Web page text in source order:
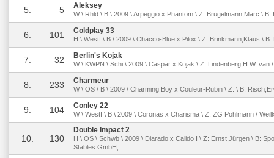
5. 5 Aleksey
W \ Rhld \ B \ 2009 \ Arpeggio x Phantom \ Z: Brügelmann,Marc \ B:
6. 101 Coldplay 33
H \ Westf \ B \ 2009 \ Chacco-Blue x Pilox \ Z: Brinkmann,Klaus \ B:
7. 32 Berlin's Kojak
W \ KWPN \ Schi \ 2009 \ Caspar x Kojak \ Z: Lindenberg,H.W. van
8. 233 Charmeur
W \ OS \ B \ 2009 \ Charming Boy x Couleur-Rubin \ Z: \ B:
9. 104 Conley 22
W \ Westf \ B \ 2009 \ Coronas x Charisma \ Z: ZG Pohlmann /
10. 130
Double Impact 2
H \ OS \ Schwb \ 2009 \ Diarado x Calido I \ Z: Ernst,Jürgen \ B:
Stables GmbH,